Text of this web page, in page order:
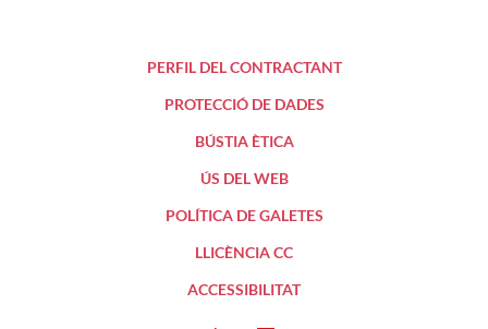
PERFIL DEL CONTRACTANT
PROTECCIÓ DE DADES
BÚSTIA ÈTICA
ÚS DEL WEB
POLÍTICA DE GALETES
LLICÈNCIA CC
ACCESSIBILITAT